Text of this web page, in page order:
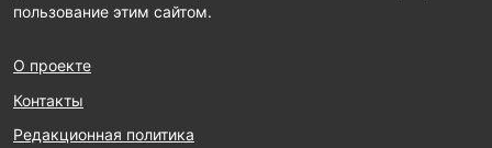
пользование этим сайтом.
О проекте
Контакты
Редакционная политика